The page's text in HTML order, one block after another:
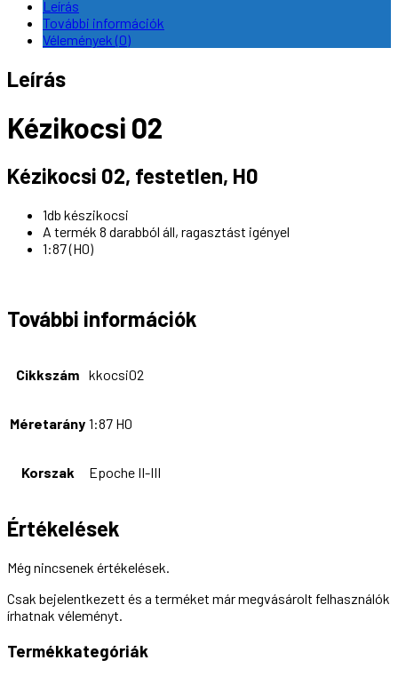
Leírás
További információk
Vélemények (0)
Leírás
Kézikocsi 02
Kézikocsi 02, festetlen, H0
1db készikocsi
A termék 8 darabból áll, ragasztást igényel
1:87 (H0)
További információk
Cikkszám kkocsi02
Méretarány 1:87 H0
Korszak Epoche II-III
Értékelések
Még nincsenek értékelések.
Csak bejelentkezett és a terméket már megvásárolt felhasználók
írhatnak véleményt.
Termékkategóriák